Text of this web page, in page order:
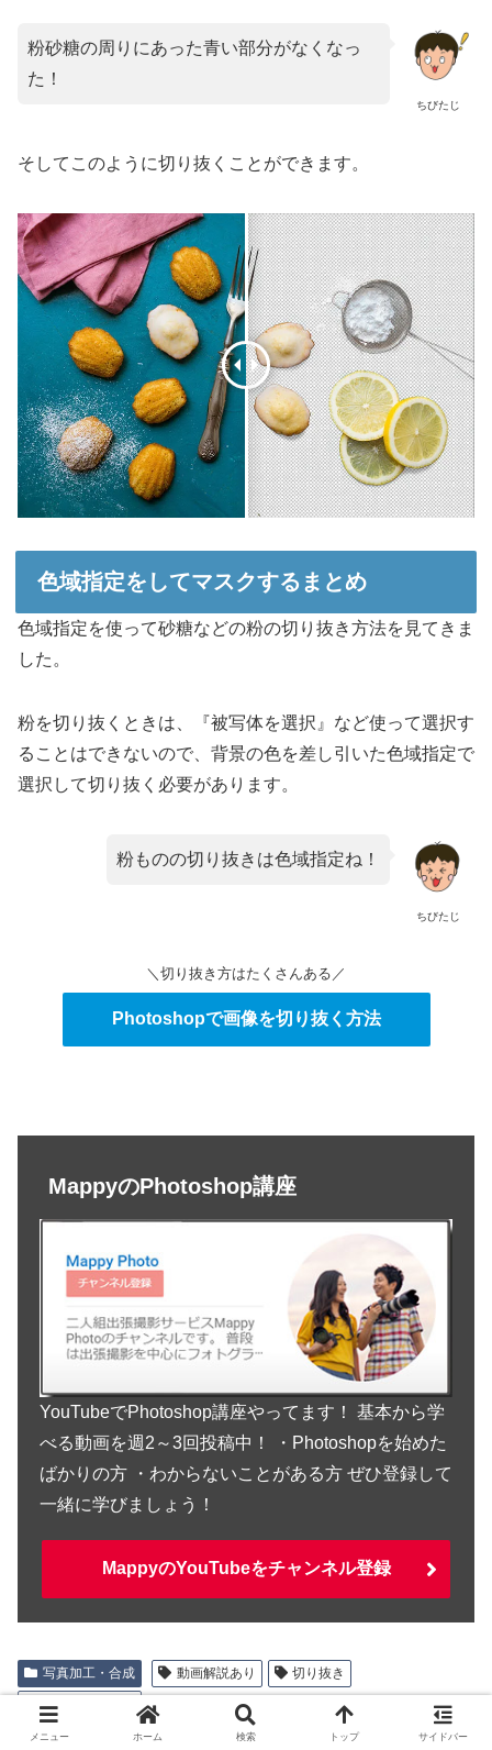
ちびたじ
粉砂糖の周りにあった青い部分がなくなっ
た！
そしてこのように切り抜くことができます。
色域指定をしてマスクするまとめ
色域指定を使って砂糖などの粉の切り抜き方法を見てきま
した。
粉を切り抜くときは、『被写体を選択』など使って選択す
ることはできないので、背景の色を差し引いた色域指定で
選択して切り抜く必要があります。
ちびたじ
粉ものの切り抜きは色域指定ね！
＼切り抜き方はたくさんある／
Photoshopで画像を切り抜く方法
MappyのPhotoshop講座
YouTubeでPhotoshop講座やってます！ 基本から学
べる動画を週2～3回投稿中！ ・Photoshopを始めた
ばかりの方 ・わからないことがある方 ぜひ登録して
一緒に学びましょう！
MappyのYouTubeをチャンネル登録
写真加工・合成 動画解説あり
切り抜き
デザイナー向け
メニュー ホーム 検索 トップ サイドバー